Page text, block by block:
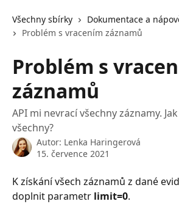
Všechny sbírky Dokumentace a
Problém s vracením záznamů
Problém s
záznamů
API mi nevrací všechny záznamy.
všechny?
Autor: Lenka Haringerová
15. července 2021
K získání všech záznamů z dané
doplnit parametr limit=0.